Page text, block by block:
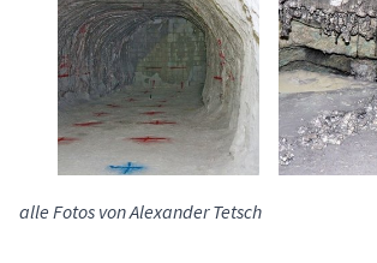
alle Fotos vonAlexander Tetsch